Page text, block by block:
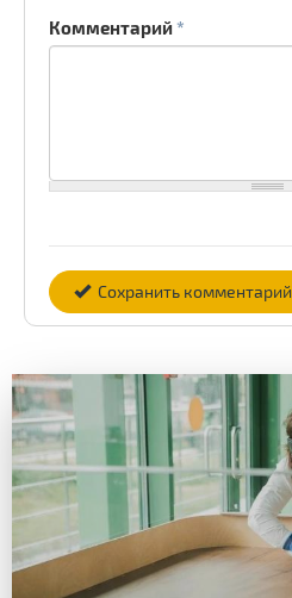
Комментарий*
Сохранить комментарий